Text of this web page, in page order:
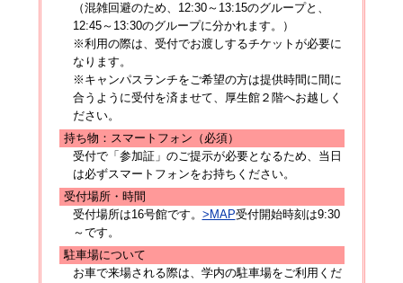
（混雑回避のため、12:30～13:15のグループと、
12:45～13:30のグループに分かれます。）
※利用の際は、受付でお渡しするチケットが必要に
なります。
※キャンパスランチをご希望の方は提供時間に間に
合うように受付を済ませて、厚生館２階へお越しく
ださい。
持ち物：スマートフォン（必須）
受付で「参加証」のご提示が必要となるため、当日
は必ずスマートフォンをお持ちください。
受付場所・時間
受付場所は16号館です。 >MAP受付開始時刻は9:30
～です。
駐車場について
お車で来場される際は、学内の駐車場をご利用くだ